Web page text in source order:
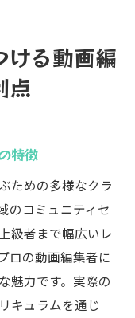
画編集サポー
編集スキルを
始める動画編集
を学ぶ
ステップ
ける動画編
点
特徴
ための多様なクラ
のコミュニティセ
級者まで幅広いレ
ロの動画編集者に
魅力です。実際の
キュラムを通じ